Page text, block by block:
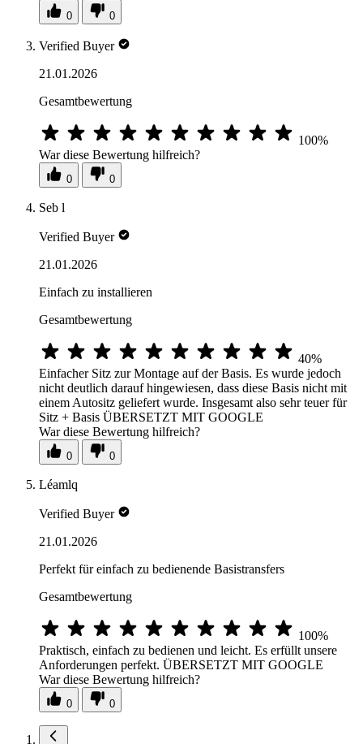
0 0
Verified Buyer
21.01.2026
Gesamtbewertung
100%
War diese Bewertung hilfreich?
0 0
Seb l
Verified Buyer
21.01.2026
Einfach zu installieren
Gesamtbewertung
40%
Einfacher Sitz zur Montage auf der Basis. Es wurde jedoch
nicht deutlich darauf hingewiesen, dass diese Basis nicht mit
einem Autositz geliefert wurde. Insgesamt also sehr teuer für
Sitz + Basis ÜBERSETZT MIT GOOGLE
War diese Bewertung hilfreich?
0 0
Léamlq
Verified Buyer
21.01.2026
Perfekt für einfach zu bedienende Basistransfers
Gesamtbewertung
100%
Praktisch, einfach zu bedienen und leicht. Es erfüllt unsere
Anforderungen perfekt. ÜBERSETZT MIT GOOGLE
War diese Bewertung hilfreich?
0 0